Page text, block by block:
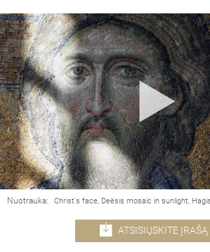
Nuotrauka: Christ's face, Deësis mosaic in sunlight,
ATSISIŲSKITE ĮRAŠĄ